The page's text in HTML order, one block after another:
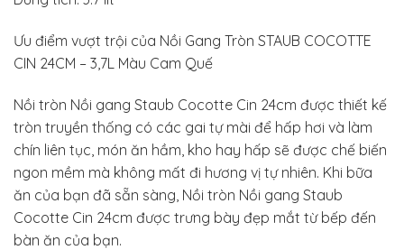
Ưu điểm vượt trội của Nồi Gang Tròn STAUB COCOTTE
CIN 24CM – 3,7L Màu Cam Quế
Nồi tròn Nồi gang Staub Cocotte Cin 24cm được thiết kế
tròn truyền thống có các gai tự mài để hấp hơi và làm
chín liên tục, món ăn hầm, kho hay hấp sẽ được chế biến
ngon mềm mà không mất đi hương vị tự nhiên. Khi bữa
ăn của bạn đã sẵn sàng, Nồi tròn Nồi gang Staub
Cocotte Cin 24cm được trưng bày đẹp mắt từ bếp đến
bàn ăn của bạn.